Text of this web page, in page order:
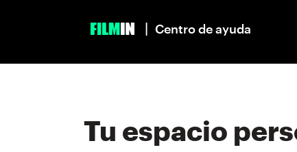
| Centro de ayuda
Tu espacio